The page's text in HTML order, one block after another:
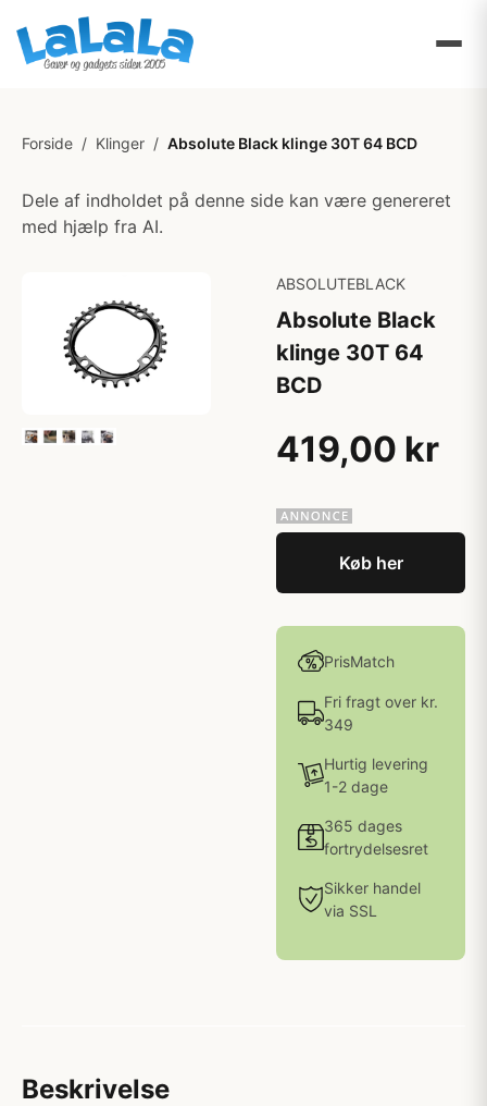
Forside / Klinger / Absolute Black klinge 30T 64 BCD
Dele af indholdet på denne side kan være genereret
med hjælp fra AI.
ABSOLUTEBLACK
Absolute Black
klinge 30T 64
BCD
419,00 kr
Køb her
PrisMatch
Fri fragt over kr.
349
Hurtig levering
1-2 dage
365 dages
fortrydelsesret
Sikker handel
via SSL
Beskrivelse